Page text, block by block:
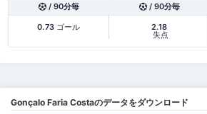
/ 90分毎 / 90分毎
0.73 ゴール 2.18
失点
Gonçalo Faria Costaのデータをダウンロード